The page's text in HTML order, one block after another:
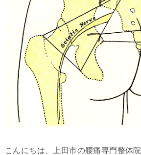
こんにちは、上田市の腰痛専門整体院